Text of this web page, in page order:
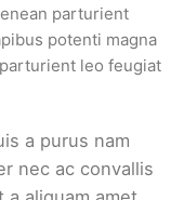
parturient
potenti magna
leo feugiat
a purus nam
nec ac convallis